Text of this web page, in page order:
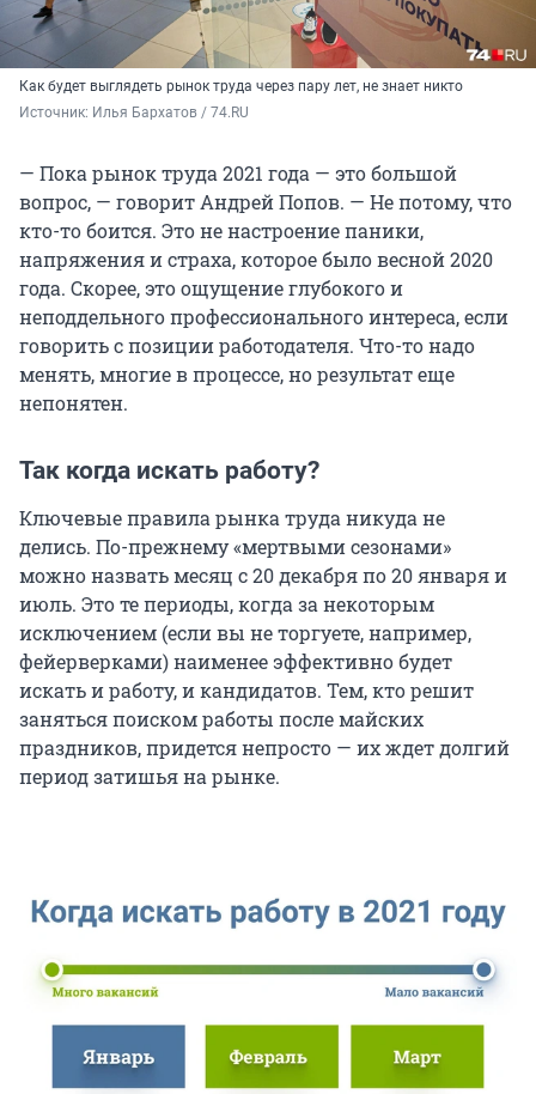
Как будет выглядеть рынок труда через пару лет, не знает никто
Источник: Илья Бархатов / 74.RU
— Пока рынок труда 2021 года — это большой
вопрос, — говорит Андрей Попов. — Не потому, что
кто-то боится. Это не настроение паники,
напряжения и страха, которое было весной 2020
года. Скорее, это ощущение глубокого и
неподдельного профессионального интереса, если
говорить с позиции работодателя. Что-то надо
менять, многие в процессе, но результат еще
непонятен.
Так когда искать работу?
Ключевые правила рынка труда никуда не
делись. По-прежнему «мертвыми сезонами»
можно назвать месяц с 20 декабря по 20 января и
июль. Это те периоды, когда за некоторым
исключением (если вы не торгуете, например,
фейерверками) наименее эффективно будет
искать и работу, и кандидатов. Тем, кто решит
заняться поиском работы после майских
праздников, придется непросто — их ждет долгий
период затишья на рынке.